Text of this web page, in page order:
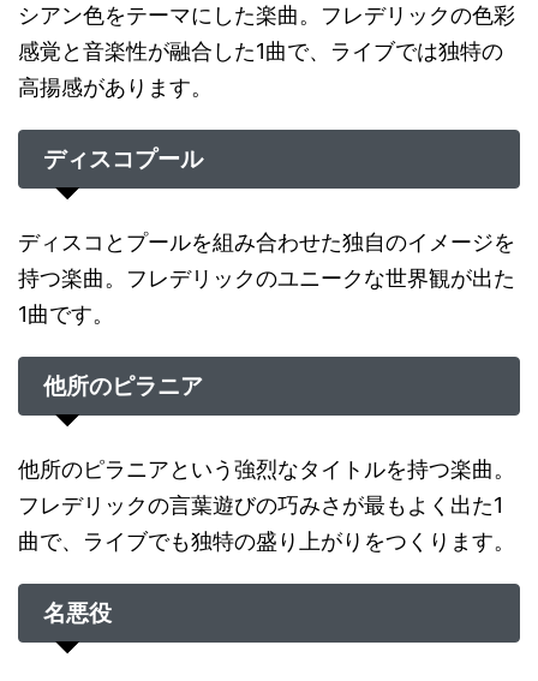
シアン色をテーマにした楽曲。フレデリックの色彩
感覚と音楽性が融合した1曲で、ライブでは独特の
高揚感があります。
ディスコプール
ディスコとプールを組み合わせた独自のイメージを
持つ楽曲。フレデリックのユニークな世界観が出た
1曲です。
他所のピラニア
他所のピラニアという強烈なタイトルを持つ楽曲。
フレデリックの言葉遊びの巧みさが最もよく出た1
曲で、ライブでも独特の盛り上がりをつくります。
名悪役